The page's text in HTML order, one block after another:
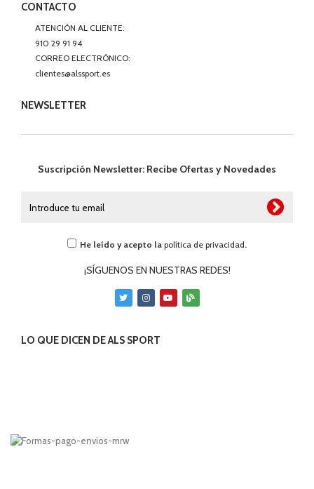
CONTACTO
ATENCIÓN AL CLIENTE:
910 29 91 94
CORREO ELECTRÓNICO:
clientes@alssport.es
NEWSLETTER
Suscripción Newsletter: Recibe Ofertas y Novedades
He leído y acepto la política de privacidad.
¡SÍGUENOS EN NUESTRAS REDES!
LO QUE DICEN DE ALS SPORT